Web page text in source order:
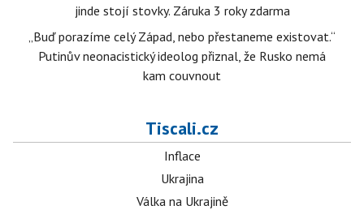
jinde stojí stovky. Záruka 3 roky zdarma
„Buď porazíme celý Západ, nebo přestaneme existovat.“
Putinův neonacistický ideolog přiznal, že Rusko nemá
kam couvnout
Tiscali.cz
Inflace
Ukrajina
Válka na Ukrajině